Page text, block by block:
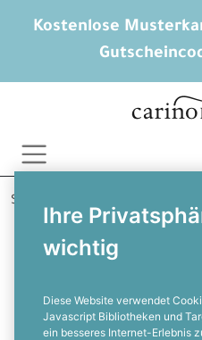
Kostenlose
Ihre
wichtig
Diese Website verwendet
Javascript Bibliotheken und
ein besseres Internet-Erlebnis
Startseite
Menükarten Hochzeit
Menükarte zur